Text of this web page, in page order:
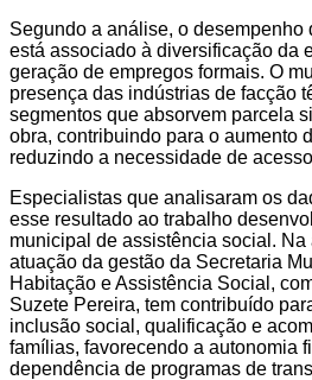
Segundo a análise, o desempenho
está associado à diversificação da
geração de empregos formais. O
presença das indústrias de facção
segmentos que absorvem parcela
obra, contribuindo para o aumento
reduzindo a necessidade de
Especialistas que analisaram os
esse resultado ao trabalho
municipal de assistência social.
atuação da gestão da Secretaria
Habitação e Assistência Social,
Suzete Pereira, tem contribuído
inclusão social, qualificação e
famílias, favorecendo a autonomia
dependência de programas de